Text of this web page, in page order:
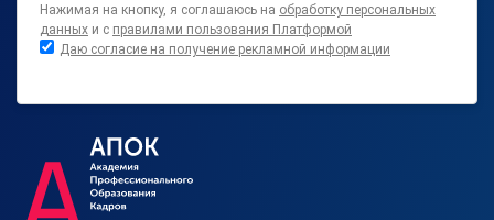
Нажимая на кнопку, я соглашаюсь на обработку персональных
данных и с правилами пользования Платформой
Даю согласие на получение рекламной информации